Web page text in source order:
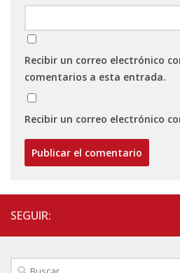
Recibir un correo electrónico
comentarios a esta entrada.
Recibir un correo electrónico
SEGUIR:
Buscar: